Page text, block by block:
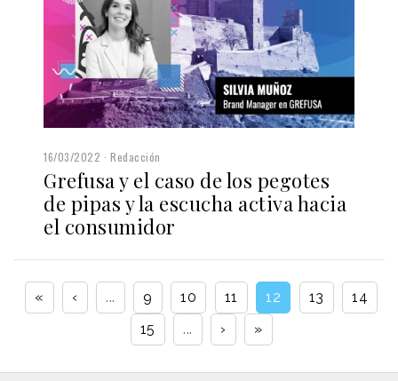
16/03/2022 Redacción
Grefusa y el caso de los pegotes
de pipas y la escucha activa hacia
el consumidor
« ‹ ... 9 10 11 12 13
14
15
... › »